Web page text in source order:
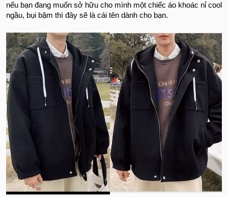
nếu bạn đang muốn sở hữu cho mình một chiếc áo khoác nỉ cool
ngầu, bụi bặm thì đây sẽ là cái tên dành cho bạn.